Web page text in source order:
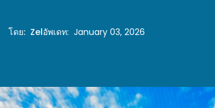
โดย: Zelอัพเดท: January 03, 2026